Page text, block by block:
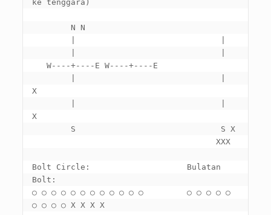
ke tenggara)
X
X
Bolt Circle :                    Bulatan
○ ○ ○ ○ ○ ○ ○ ○ ○ ○ ○ ○         ○ ○ ○ ○ ○
○ ○ ○ ○ X X X X